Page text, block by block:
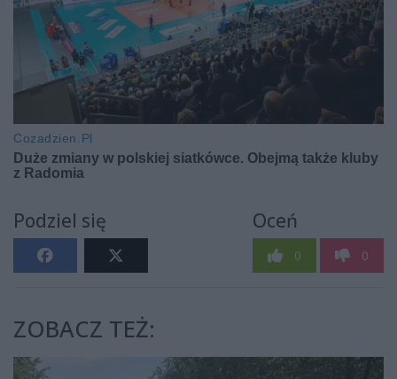
Podziel się Oceń
0 0
ZOBACZ TEŻ: